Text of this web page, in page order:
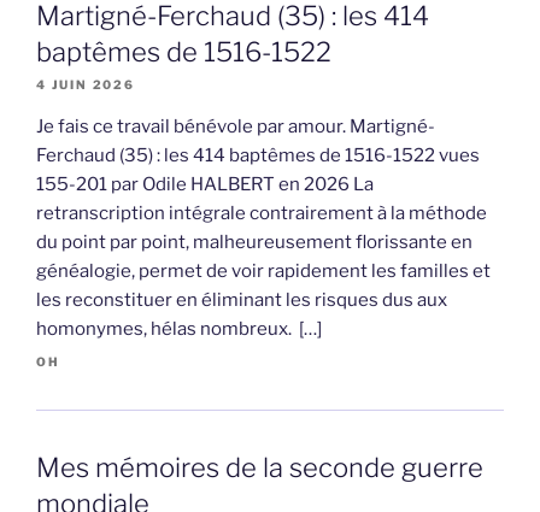
Martigné-Ferchaud (35) : les 414
baptêmes de 1516-1522
4 JUIN 2026
Je fais ce travail bénévole par amour. Martigné-
Ferchaud (35) : les 414 baptêmes de 1516-1522 vues
155-201 par Odile HALBERT en 2026 La
retranscription intégrale contrairement à la méthode
du point par point, malheureusement florissante en
généalogie, permet de voir rapidement les familles et
les reconstituer en éliminant les risques dus aux
homonymes, hélas nombreux. […]
OH
Mes mémoires de la seconde guerre
mondiale